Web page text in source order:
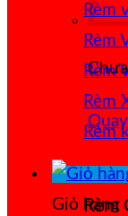
Giỏ hàng
Rèm
Rèm
Rèm
Rèm
Rèm
Rèm